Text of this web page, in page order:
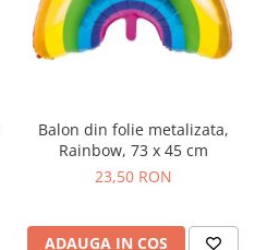
Balon din folie metalizata,
Rainbow, 73 x 45 cm
23,50 RON
ADAUGA IN COS